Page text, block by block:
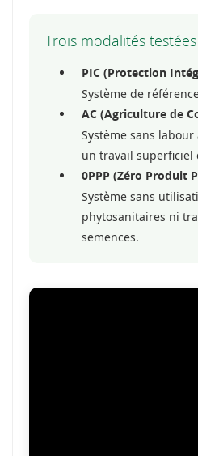
Trois modalités
PIC (Protection
Système de
AC (Agriculture de
Système sans
un travail superficiel
0PPP (Zéro Produit
Système sans
phytosanitaires ni
semences.